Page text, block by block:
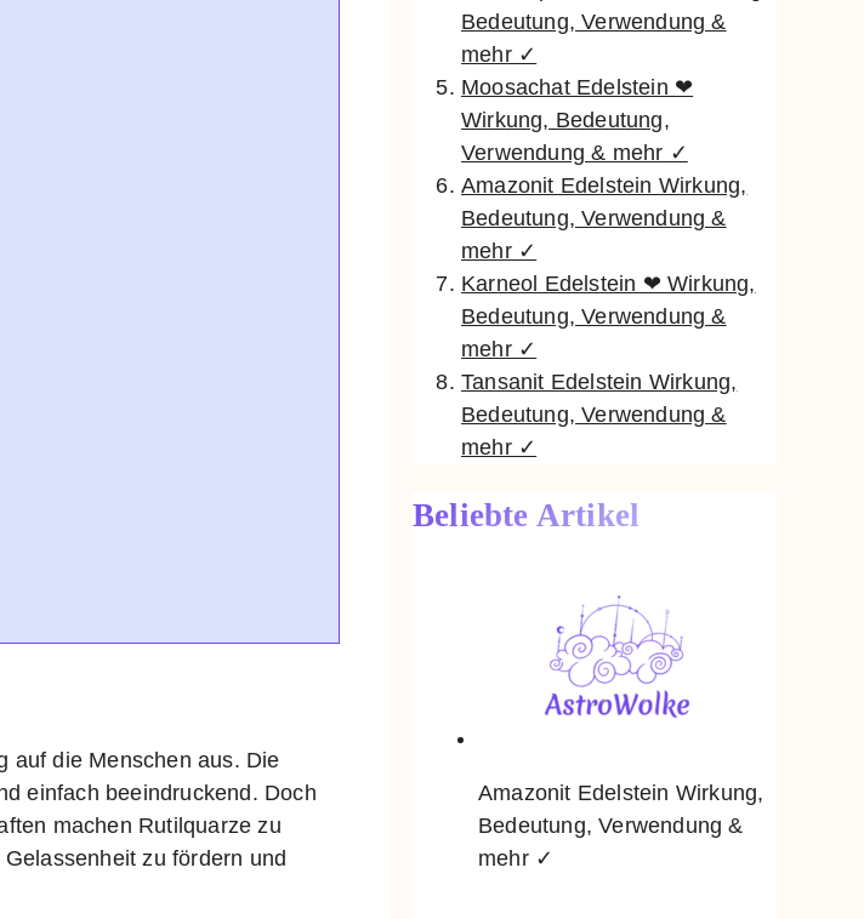
auf die Menschen aus. Die
einfach beeindruckend. Doch
machen Rutilquarze zu
zu fördern und
Bedeutung, Verwendung &
mehr ✓
Moosachat Edelstein ❤
Wirkung, Bedeutung,
Verwendung & mehr ✓
Amazonit Edelstein Wirkung,
Bedeutung, Verwendung &
mehr ✓
Karneol Edelstein ❤ Wirkung,
Bedeutung, Verwendung &
mehr ✓
Tansanit Edelstein Wirkung,
Bedeutung, Verwendung &
mehr ✓
Beliebte Artikel
Amazonit Edelstein Wirkung,
Bedeutung, Verwendung &
mehr ✓